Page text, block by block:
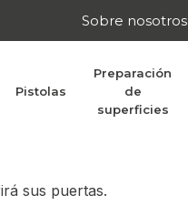
Sobre nosotros
Pistolas
Preparación
de
superficies
anunciar
sus puertas.